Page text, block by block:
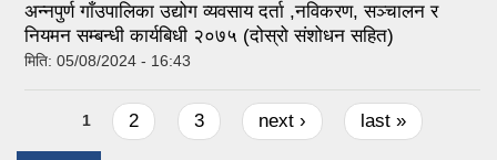
अन्नपुर्ण गाँउपालिका उद्योग व्यवसाय दर्ता ,नविकरण, सञ्चालन र
नियमन सम्बन्धी कार्यबिधी २०७५ (दोस्रो संशोधन सहित)
मिति: 05/08/2024 - 16:43
Pages
1 2 3 next › last »